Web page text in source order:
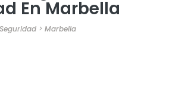
En Marbella
> Marbella